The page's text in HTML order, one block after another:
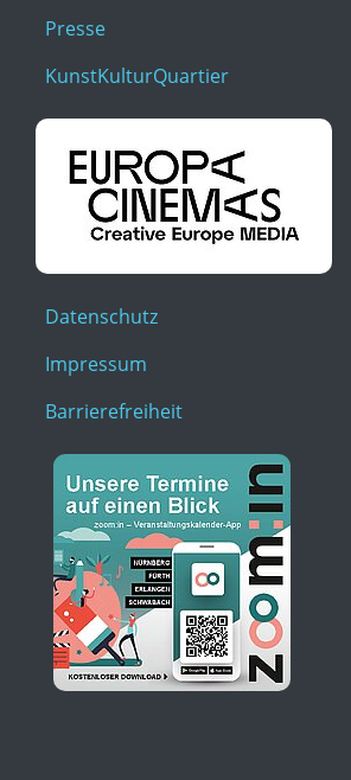
Presse
KunstKulturQuartier
Datenschutz
Impressum
Barrierefreiheit